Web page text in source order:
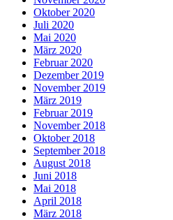
Oktober 2020
Juli 2020
Mai 2020
März 2020
Februar 2020
Dezember 2019
November 2019
März 2019
Februar 2019
November 2018
Oktober 2018
September 2018
August 2018
Juni 2018
Mai 2018
April 2018
März 2018